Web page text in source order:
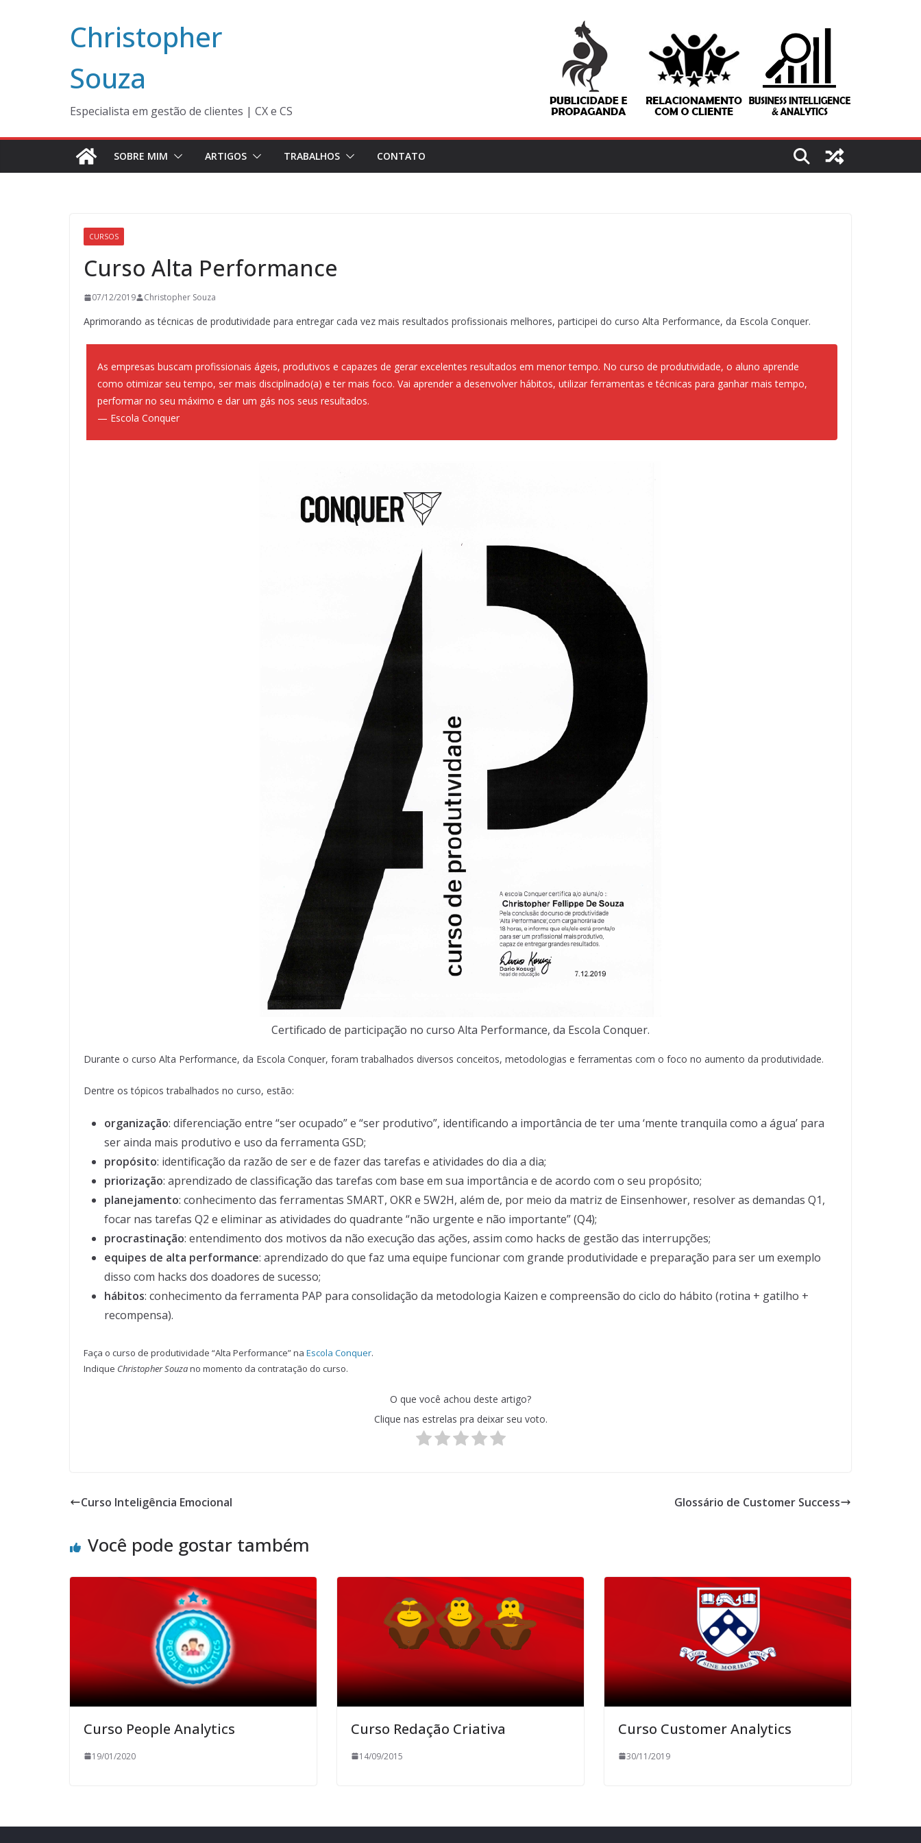
Christopher
Souza
Especialista em gestão de clientes | CX e CS
SOBRE MIM ARTIGOS TRABALHOS CONTATO
CURSOS
Curso Alta Performance
07/12/2019 Christopher Souza
Aprimorando as técnicas de produtividade para entregar cada vez mais resultados profissionais melhores, participei do curso Alta Performance, da Escola Conquer.
As empresas buscam profissionais ágeis, produtivos e capazes de gerar excelentes resultados em menor tempo. No curso de produtividade, o aluno aprende
como otimizar seu tempo, ser mais disciplinado(a) e ter mais foco. Vai aprender a desenvolver hábitos, utilizar ferramentas e técnicas para ganhar mais tempo,
performar no seu máximo e dar um gás nos seus resultados.
— Escola Conquer
Certificado de participação no curso Alta Performance, da Escola Conquer.
Durante o curso Alta Performance, da Escola Conquer, foram trabalhados diversos conceitos, metodologias e ferramentas com o foco no aumento da produtividade.
Dentre os tópicos trabalhados no curso, estão:
organização: diferenciação entre “ser ocupado” e “ser produtivo”, identificando a importância de ter uma ‘mente tranquila como a água’ para
ser ainda mais produtivo e uso da ferramenta GSD;
propósito: identificação da razão de ser e de fazer das tarefas e atividades do dia a dia;
priorização: aprendizado de classificação das tarefas com base em sua importância e de acordo com o seu propósito;
planejamento: conhecimento das ferramentas SMART, OKR e 5W2H, além de, por meio da matriz de Einsenhower, resolver as demandas Q1,
focar nas tarefas Q2 e eliminar as atividades do quadrante “não urgente e não importante” (Q4);
procrastinação: entendimento dos motivos da não execução das ações, assim como hacks de gestão das interrupções;
equipes de alta performance: aprendizado do que faz uma equipe funcionar com grande produtividade e preparação para ser um exemplo
disso com hacks dos doadores de sucesso;
hábitos: conhecimento da ferramenta PAP para consolidação da metodologia Kaizen e compreensão do ciclo do hábito (rotina + gatilho +
recompensa).
Faça o curso de produtividade “Alta Performance” na Escola Conquer.
Indique Christopher Souzano momento da contratação do curso.
O que você achou deste artigo?
Clique nas estrelas pra deixar seu voto.
Curso Inteligência Emocional Glossário de Customer Success
Você pode gostar também
Curso People Analytics
19/01/2020
Curso Redação Criativa
14/09/2015
Curso Customer Analytics
30/11/2019